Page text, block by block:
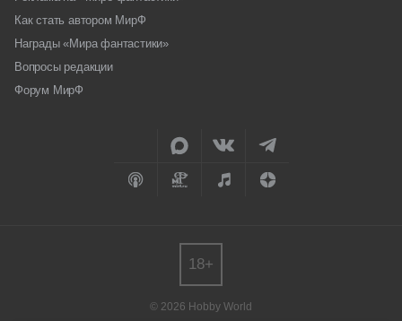
Как стать автором МирФ
Награды «Мира фантастики»
Вопросы редакции
Форум МирФ
© 2026 Hobby World
18+